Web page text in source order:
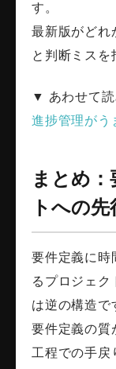
す。
最新版がどれ
と判断ミスを
▼ あわせて読
進捗管理がう
まとめ
トへの
要件定義に時
るプロジェク
は逆の構造で
要件定義の質
工程での手戻